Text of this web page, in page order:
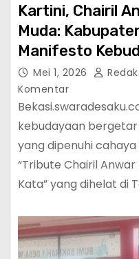
Kartini, Chairil
Muda:
Manifesto
Hari Tari Se-
Mei 1, 2026
Komentar
kebudayaan
yang dipenuhi
“Tribute Chairil
Kata” yang dihelat di